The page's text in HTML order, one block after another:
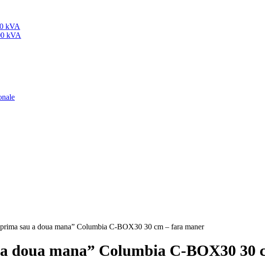
kVA
kVA
sau a doua mana” Columbia C-BOX30 30 cm – fara maner
doua mana” Columbia C-BOX30 30